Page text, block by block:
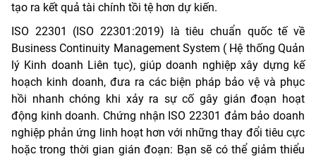
tạo ra kết quả tài chính tồi tệ hơn dự kiến.
ISO 22301 (ISO 22301:2019) là tiêu chuẩn quốc tế về
Business Continuity Management System ( Hệ thống Quản
lý Kinh doanh Liên tục), giúp doanh nghiệp xây dựng kế
hoạch kinh doanh, đưa ra các biện pháp bảo vệ và phục
hồi nhanh chóng khi xảy ra sự cố gây gián đoạn hoạt
động kinh doanh. Chứng nhận ISO 22301 đảm bảo doanh
nghiệp phản ứng linh hoạt hơn với những thay đổi tiêu cực
hoặc trong thời gian gián đoạn: Bạn sẽ có thể giảm thiểu